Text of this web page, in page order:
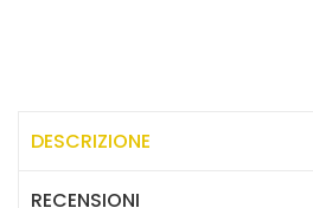
DESCRIZIONE
RECENSIONI